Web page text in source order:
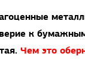
к
Чем это